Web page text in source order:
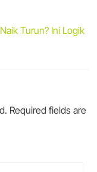
Turun? Ini Logik
Required fields are